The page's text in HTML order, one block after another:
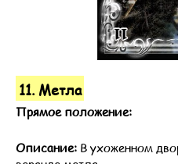
11. Метла
Прямое положение:
Описание: В ухоженном